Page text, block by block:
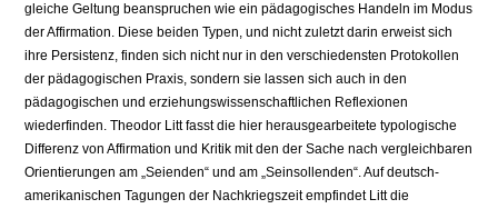
gleiche Geltung beanspruchen wie ein pädagogisches Handeln im Modus
der Affirmation. Diese beiden Typen, und nicht zuletzt darin erweist sich
ihre Persistenz, finden sich nicht nur in den verschiedensten Protokollen
der pädagogischen Praxis, sondern sie lassen sich auch in den
pädagogischen und erziehungswissenschaftlichen Reflexionen
wiederfinden. Theodor Litt fasst die hier herausgearbeitete typologische
Differenz von Affirmation und Kritik mit den der Sache nach vergleichbaren
Orientierungen am „Seienden“ und am „Seinsollenden“. Auf deutsch-
amerikanischen Tagungen der Nachkriegszeit empfindet Litt die